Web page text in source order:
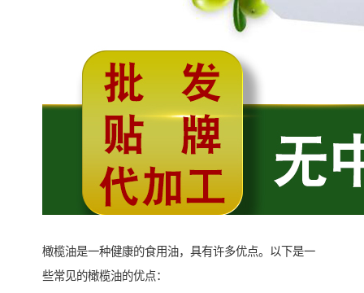
橄榄油是一种健康的食用油，具有许多优点。以下是一
些常见的橄榄油的优点：